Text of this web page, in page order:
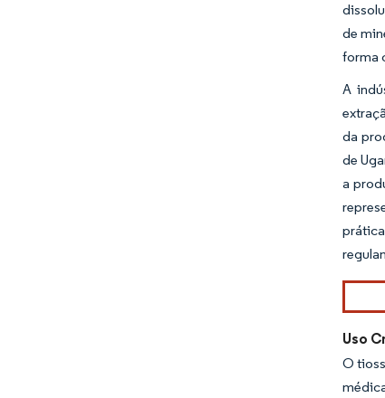
de
forma
A
da
de
a
Uso
O